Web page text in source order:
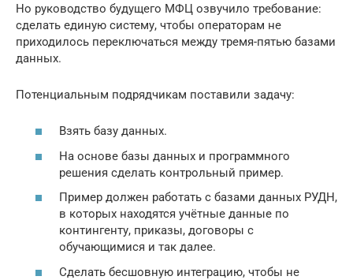
Но руководство будущего МФЦ озвучило требование:
сделать единую систему, чтобы операторам не
приходилось переключаться между тремя-пятью базами
данных.
Потенциальным подрядчикам поставили задачу:
Взять базу данных.
На основе базы данных и программного
решения сделать контрольный пример.
Пример должен работать с базами данных РУДН,
в которых находятся учётные данные по
контингенту, приказы, договоры с
обучающимися и так далее.
Сделать бесшовную интеграцию, чтобы не